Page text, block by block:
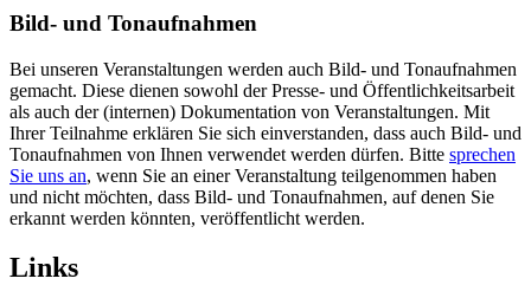
Bild- und Tonaufnahmen
Bei unseren Veranstaltungen werden auch Bild- und Tonaufnahmen
gemacht. Diese dienen sowohl der Presse- und Öffentlichkeitsarbeit
als auch der (internen) Dokumentation von Veranstaltungen. Mit
Ihrer Teilnahme erklären Sie sich einverstanden, dass auch Bild- und
Tonaufnahmen von Ihnen verwendet werden dürfen. Bitte sprechen
Sie uns an, wenn Sie an einer Veranstaltung teilgenommen haben
und nicht möchten, dass Bild- und Tonaufnahmen, auf denen Sie
erkannt werden könnten, veröffentlicht werden.
Links